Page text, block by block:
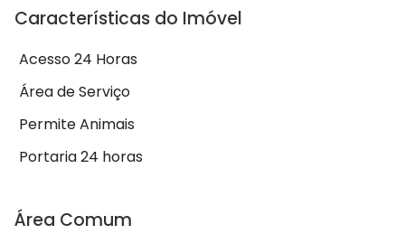
Características do Imóvel
Acesso 24 Horas
Área de Serviço
Permite Animais
Portaria 24 horas
Área Comum